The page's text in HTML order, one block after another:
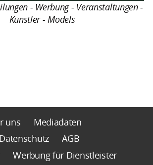
- Werbung - Veranstaltungen -
Künstler - Models
uns
Mediadaten
Datenschutz
AGB
Werbung für Dienstleister